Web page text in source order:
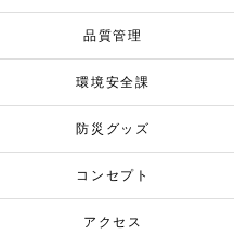
品質管理
環境安全課
防災グッズ
コンセプト
アクセス